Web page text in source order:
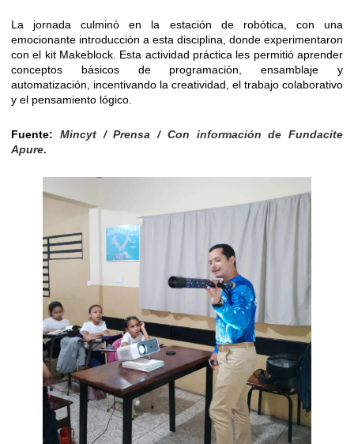
La jornada culminó en la estación de robótica, con una
emocionante introducción a esta disciplina, donde experimentaron
con el kit Makeblock. Esta actividad práctica les permitió aprender
conceptos básicos de programación, ensamblaje y
automatización, incentivando la creatividad, el trabajo colaborativo
y el pensamiento lógico.
Fuente: Mincyt / Prensa / Con información de Fundacite
Apure.